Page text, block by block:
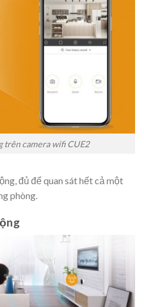
trên camera wifi CUE2
đủ để quan sát hết cả một
phòng.